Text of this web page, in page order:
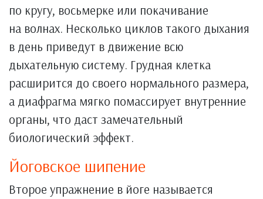
по кругу, восьмерке или покачивание
на волнах. Несколько циклов такого дыхания
в день приведут в движение всю
дыхательную систему. Грудная клетка
расширится до своего нормального размера,
а диафрагма мягко помассирует внутренние
органы, что даст замечательный
биологический эффект.
Йоговское шипение
Второе упражнение в йоге называется